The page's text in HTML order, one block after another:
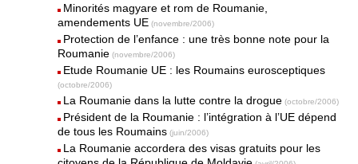
Minorités magyare et rom de Roumanie,
amendements UE (novembre/2006)
Protection de l’enfance : une très bonne note pour la
Roumanie (novembre/2006)
Etude Roumanie UE : les Roumains eurosceptiques
(octobre/2006)
La Roumanie dans la lutte contre la drogue (octobre/2006)
Président de la Roumanie : l’intégration à l’UE dépend
de tous les Roumains (juin/2006)
La Roumanie accordera des visas gratuits pour les